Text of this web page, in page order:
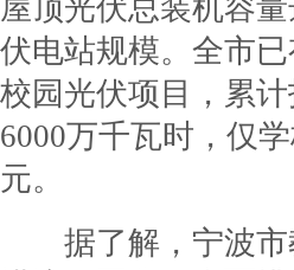
屋顶光伏总装机容
伏电站规模。全市
校园光伏项目，累
6000万千瓦时，仅
元。
据了解，宁波市